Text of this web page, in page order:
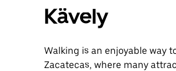
Kävely
Walking is an enjoyable way
Zacatecas, where many